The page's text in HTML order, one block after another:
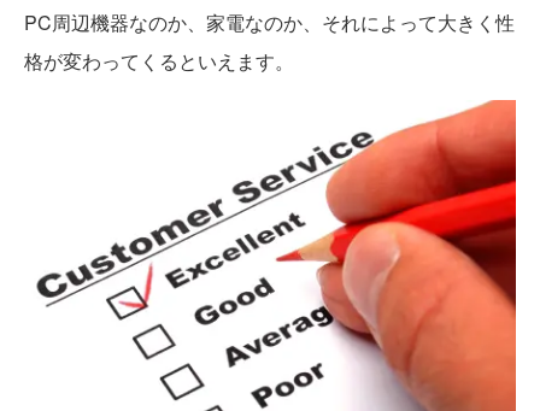
PC周辺機器なのか、家電なのか、それによって大きく性
格が変わってくるといえます。